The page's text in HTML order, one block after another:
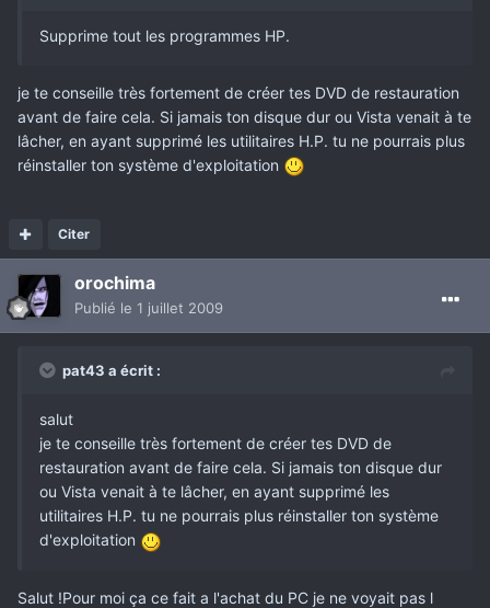
Supprime tout les programmes HP.
je te conseille très fortement de créer tes DVD de restauration
avant de faire cela. Si jamais ton disque dur ou Vista venait à te
lâcher, en ayant supprimé les utilitaires H.P. tu ne pourrais plus
réinstaller ton système d'exploitation
Citer
orochima
Publié le 1 juillet 2009
pat43 a écrit :
salut
je te conseille très fortement de créer tes DVD de
restauration avant de faire cela. Si jamais ton disque dur
ou Vista venait à te lâcher, en ayant supprimé les
utilitaires H.P. tu ne pourrais plus réinstaller ton système
d'exploitation
Salut !Pour moi ça ce fait a l'achat du PC je ne voyait pas l